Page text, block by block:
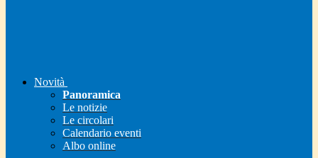
Novità
Panoramica
Le notizie
Le circolari
Calendario eventi
Albo online